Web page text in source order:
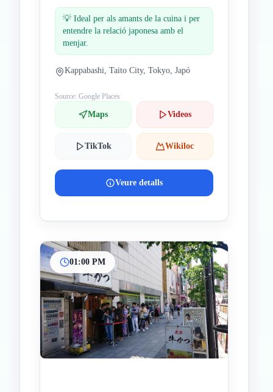
💡 Ideal per als amants de la cuina i per
entendre la relació japonesa amb el
menjar.
Kappabashi, Taito City, Tokyo, Japó
Source: Google Places
Maps Videos
TikTok Wikiloc
Veure detalls
01:00 PM